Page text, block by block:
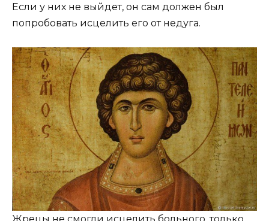
Если у них не выйдет, он сам должен был
попробовать исцелить его от недуга.